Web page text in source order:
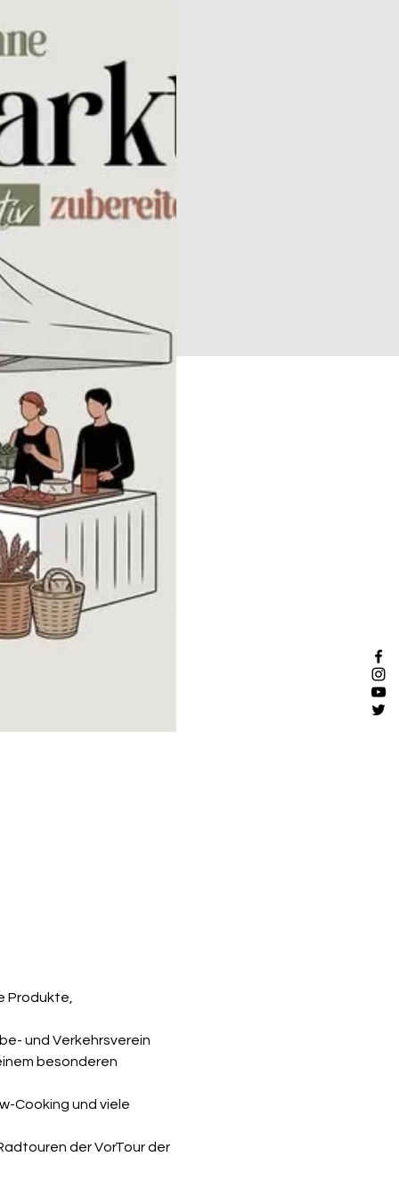
Produkte,
und Verkehrsverein
besonderen
Cooking und viele
der VorTour der